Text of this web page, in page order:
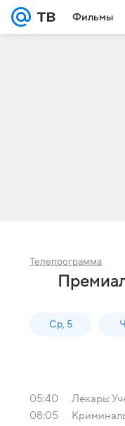
Фильмы
Телепрограмма
Ср, 5
05:40
Лекарь:
08:05